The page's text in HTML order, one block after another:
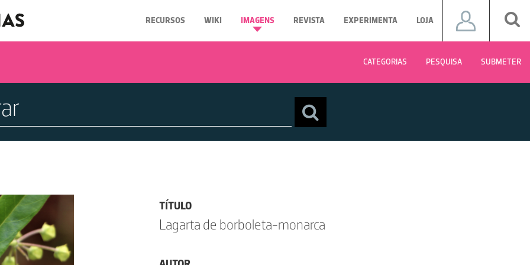
RECURSOS WIKI IMAGENS REVISTA EXPERIMENTA LOJA
CATEGORIAS PESQUISA SUBMETER
TÍTULO
Lagarta de borboleta-monarca